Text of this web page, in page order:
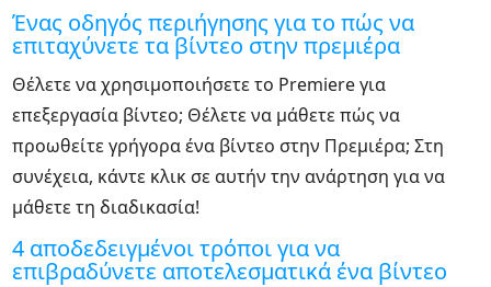
Ένας οδηγός περιήγησης για το πώς να
επιταχύνετε τα βίντεο στην πρεμιέρα
Θέλετε να χρησιμοποιήσετε το Premiere για
επεξεργασία βίντεο; Θέλετε να μάθετε πώς να
προωθείτε γρήγορα ένα βίντεο στην Πρεμιέρα; Στη
συνέχεια, κάντε κλικ σε αυτήν την ανάρτηση για να
μάθετε τη διαδικασία!
4 αποδεδειγμένοι τρόποι για να
επιβραδύνετε αποτελεσματικά ένα βίντεο